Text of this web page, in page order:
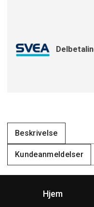
Beskrivelse
Kundeanmeldelser
Hjem